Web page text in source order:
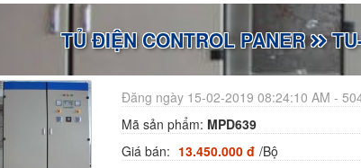
TỦ ĐIỆN CONTROL PANER
Đăng ngày 15-02-2019 08:24:10 AM -
Mã sản phẩm: MPD639
Giá bán: 13.450.000 đ /Bộ